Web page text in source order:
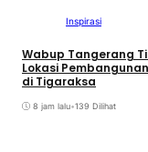
Inspirasi
Wabup Tangerang
Lokasi Pembangunan
di Tigaraksa
8 jam lalu•139 Dilihat